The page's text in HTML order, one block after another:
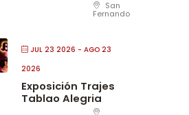
San
Fernando
JUL 23 2026 - AGO 23
2026
Exposición Trajes
Tablao Alegria